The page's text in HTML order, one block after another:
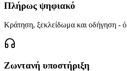
Πλήρως ψηφιακό
Κράτηση, ξεκλείδωμα και οδήγηση -
Ζωντανή υποστήριξη